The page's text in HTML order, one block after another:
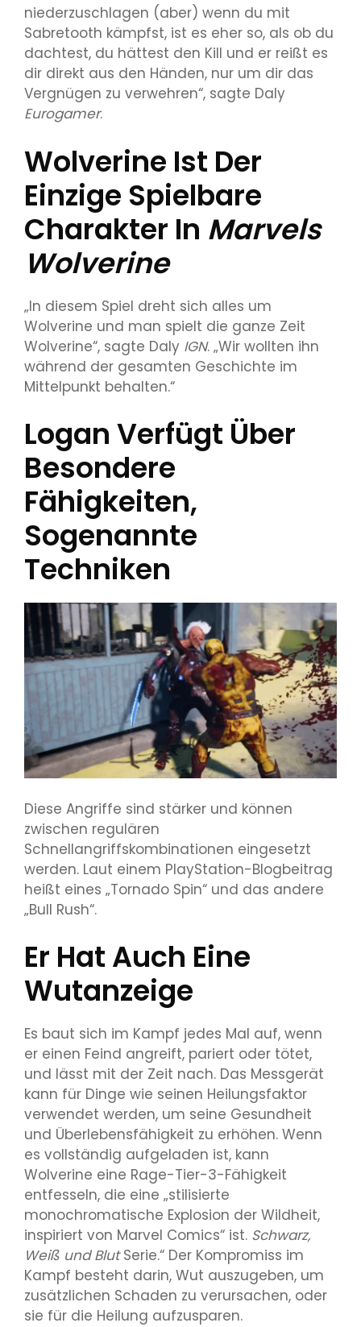
niederzuschlagen (aber) wenn du mit
Sabretooth kämpfst, ist es eher so, als ob du
dachtest, du hättest den Kill und er reißt es
dir direkt aus den Händen, nur um dir das
Vergnügen zu verwehren“, sagte Daly
Eurogamer.
Wolverine Ist Der
Einzige Spielbare
Charakter In Marvels
Wolverine
„In diesem Spiel dreht sich alles um
Wolverine und man spielt die ganze Zeit
Wolverine“, sagte Daly IGN. „Wir wollten ihn
während der gesamten Geschichte im
Mittelpunkt behalten.“
Logan Verfügt Über
Besondere
Fähigkeiten,
Sogenannte
Techniken
Diese Angriffe sind stärker und können
zwischen regulären
Schnellangriffskombinationen eingesetzt
werden. Laut einem PlayStation-Blogbeitrag
heißt eines „Tornado Spin“ und das andere
„Bull Rush“.
Er Hat Auch Eine
Wutanzeige
Es baut sich im Kampf jedes Mal auf, wenn
er einen Feind angreift, pariert oder tötet,
und lässt mit der Zeit nach. Das Messgerät
kann für Dinge wie seinen Heilungsfaktor
verwendet werden, um seine Gesundheit
und Überlebensfähigkeit zu erhöhen. Wenn
es vollständig aufgeladen ist, kann
Wolverine eine Rage-Tier-3-Fähigkeit
entfesseln, die eine „stilisierte
monochromatische Explosion der Wildheit,
inspiriert von Marvel Comics“ ist. Schwarz,
Weiß und BlutSerie.“ Der Kompromiss im
Kampf besteht darin, Wut auszugeben, um
zusätzlichen Schaden zu verursachen, oder
sie für die Heilung aufzusparen.